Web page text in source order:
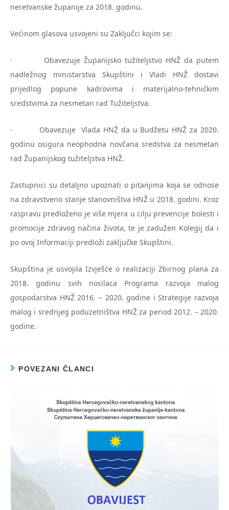
neretvanske županije za 2018. godinu.
Većinom glasova usvojeni su Zaključci kojim se:
· Obavezuje Županijsko tužiteljstvo HNŽ da putem
nadležnog ministarstva Skupštini i Vladi HNŽ dostavi
prijedlog popune kadrovima i materijalno-tehničkim
sredstvima za nesmetan rad Tužiteljstva.
· Obavezuje Vlada HNŽ da u Budžetu HNŽ za 2020.
godinu osigura neophodna novčana sredstva za nesmetan
rad Županijskog tužiteljstva HNŽ.
Zastupnici su detaljno upoznati o pitanjima koja se odnose
na zdravstveno stanje stanovništva HNŽ u 2018. godini. Kroz
raspravu predloženo je više mjera u cilju prevencije bolesti i
promocije zdravog načina života, te je zadužen Kolegij da i
po ovoj Informaciji predloži zaključke Skupštini.
Skupština je usvojila Izvješće o realizaciji Zbirnog plana za
2018. godinu svih nosilaca Programa razvoja malog
gospodarstva HNŽ 2016. – 2020. godine i Strategije razvoja
malog i srednjeg poduzetništva HNŽ za period 2012. – 2020.
godine.
POVEZANI ČLANCI